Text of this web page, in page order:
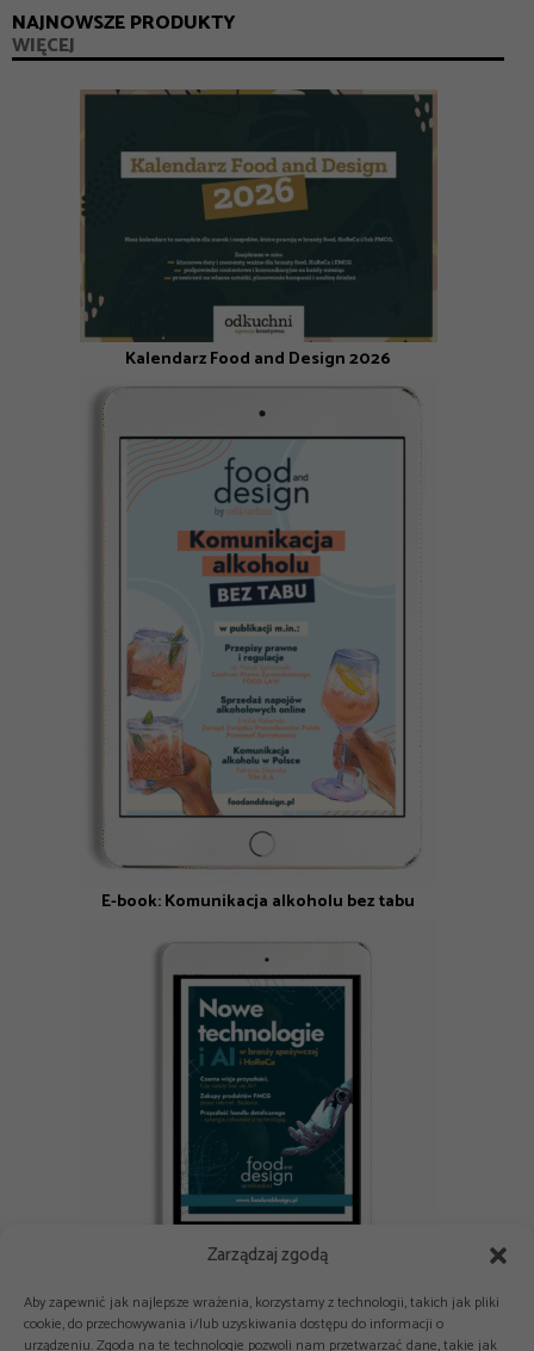
Zarządzaj zgodą
Aby zapewnić jak najlepsze wrażenia, korzystamy z technologii, takich jak pliki
cookie, do przechowywania i/lub uzyskiwania dostępu do informacji o
urządzeniu. Zgoda na te technologie pozwoli nam przetwarzać dane, takie jak
NAJNOWSZE PRODUKTY
WIĘCEJ
Kalendarz Food and Design 2026
E-book: Komunikacja alkoholu bez tabu
E-book: Nowe technologie i AI w branży spożywczej i HoReCa